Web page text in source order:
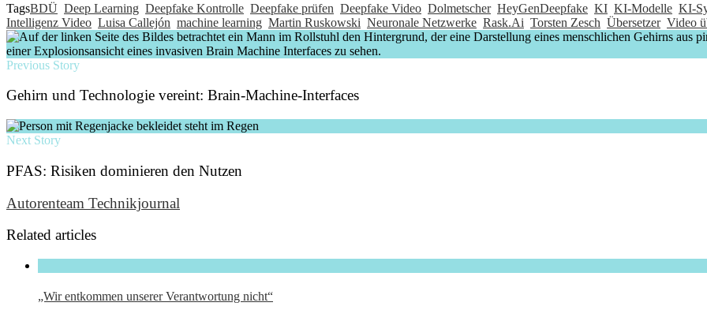
TagsBDÜ Deep Learning Deepfake Kontrolle Deepfake prüfen Deepfake Video Dolmetscher HeyGenDeepfake KI KI-Modelle KI-
Intelligenz Video Luisa Callejón machine learning Martin Ruskowski Neuronale Netzwerke Rask.Ai Torsten Zesch Übersetzer Video
Previous Story
Gehirn und Technologie vereint: Brain-Machine-Interfaces
Next Story
PFAS: Risiken dominieren den Nutzen
Autorenteam Technikjournal
Related articles
„Wir entkommen unserer Verantwortung nicht“